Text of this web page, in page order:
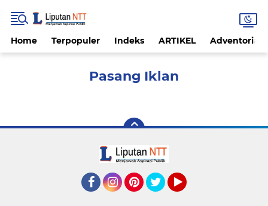
Home Terpopuler Indeks ARTIKEL Adventorial
Pasang Iklan